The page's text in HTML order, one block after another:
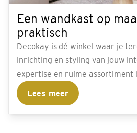
Een wandkast op
praktisch
Decokay is dé winkel waar je
inrichting en styling van jouw
expertise en ruime assortiment
en praktische
wandkast op maat. Bezoek één
winkels en laat je inspireren
Lees meer